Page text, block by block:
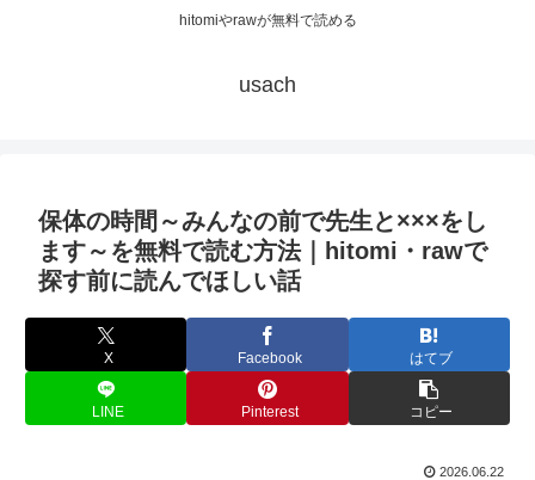
hitomiやrawが無料で読める
usach
保体の時間～みんなの前で先生と×××をし
ます～を無料で読む方法｜hitomi・rawで
探す前に読んでほしい話
X Facebook はてブ
LINE Pinterest コピー
2026.06.22